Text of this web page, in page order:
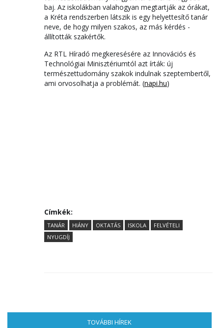
baj. Az iskolákban valahogyan megtartják az órákat,
a Kréta rendszerben látszik is egy helyettesítő tanár
neve, de hogy milyen szakos, az más kérdés -
állították szakértők.
Az RTL Híradó megkeresésére az Innovációs és
Technológiai Minisztériumtól azt írták: új
természettudomány szakok indulnak szeptembertől,
ami orvosolhatja a problémát. (napi.hu)
Címkék:
TANÁR HIÁNY OKTATÁS ISKOLA
FELVÉTELI
NYUGDÍJ
TOVÁBBI HÍREK